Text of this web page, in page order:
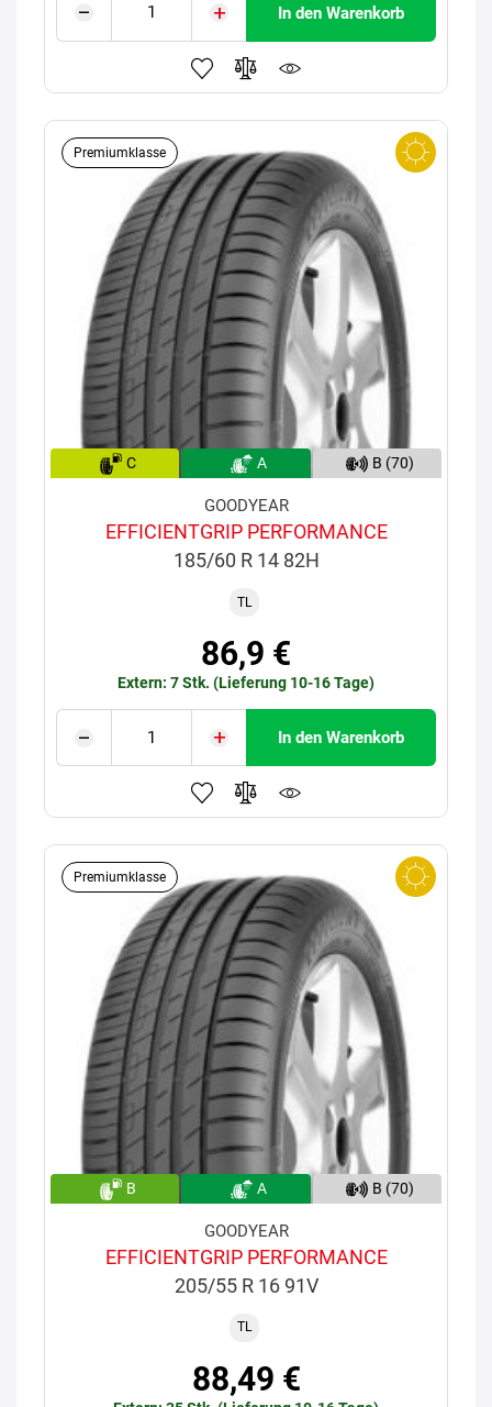
In den Warenkorb
Premiumklasse
C A B (70)
GOODYEAR
EFFICIENTGRIP PERFORMANCE
185/60 R 14 82H
TL
86,9 €
Extern: 7 Stk. (Lieferung 10-16 Tage)
In den Warenkorb
Premiumklasse
B A B (70)
GOODYEAR
EFFICIENTGRIP PERFORMANCE
205/55 R 16 91V
TL
88,49 €